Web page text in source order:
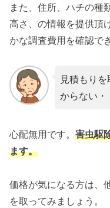
また、住所、ハチの種
高さ、の情報を提供頂
かな調査費用を確認で
見積もり
からない・
心配無用です。 害虫駆
ます。
価格が気になる方は、
を取ってみましょう。